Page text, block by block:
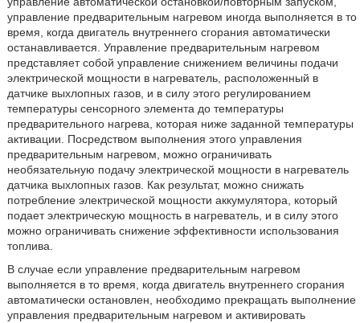
управление предварительным нагревом иногда выполняется в то
время, когда двигатель внутреннего сгорания автоматически
останавливается. Управление предварительным нагревом
представляет собой управление снижением величины подачи
электрической мощности в нагреватель, расположенный в
датчике выхлопных газов, и в силу этого регулированием
температуры сенсорного элемента до температуры
предварительного нагрева, которая ниже заданной температуры
активации. Посредством выполнения этого управления
предварительным нагревом, можно ограничивать
необязательную подачу электрической мощности в нагреватель
датчика выхлопных газов. Как результат, можно снижать
потребление электрической мощности аккумулятора, который
подает электрическую мощность в нагреватель, и в силу этого
можно ограничивать снижение эффективности использования
топлива.
В случае если управление предварительным нагревом
выполняется в то время, когда двигатель внутреннего сгорания
автоматически остановлен, необходимо прекращать выполнение
управления предварительным нагревом и активировать